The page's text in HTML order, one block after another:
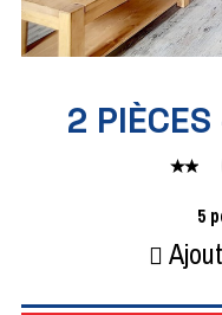
2
5